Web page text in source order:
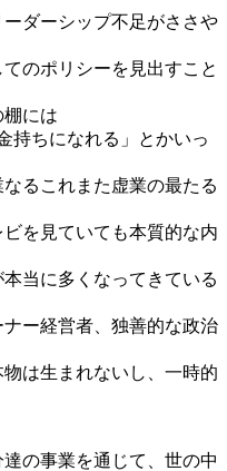
ダーシップ不足がささや
のポリシーを見出すこと
棚には
持ちになれる」とかいっ
るこれまた虚業の最たる
を見ていても本質的な内
当に多くなってきている
ー経営者、独善的な政治
は生まれないし、一時的
の事業を通じて、世の中